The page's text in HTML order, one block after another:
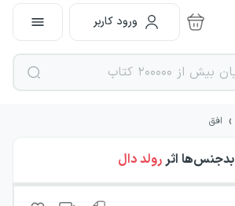
ورود کاربر
› افق
بدجنس‌ها اثررولد دال